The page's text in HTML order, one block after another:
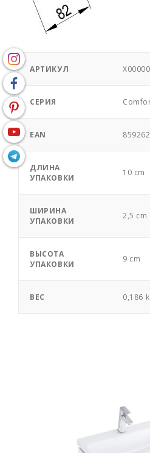
АРТИКУЛ
СЕРИЯ
EAN
ДЛИНА
УПАКОВКИ
10 cm
ШИРИНА
УПАКОВКИ
2,5 cm
ВЫСОТА
УПАКОВКИ
9 cm
ВЕС 0,186